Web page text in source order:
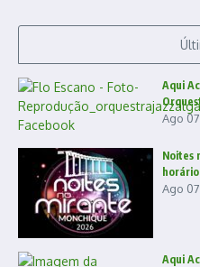
Aqui
Ago
Noites
Ago
Aqui